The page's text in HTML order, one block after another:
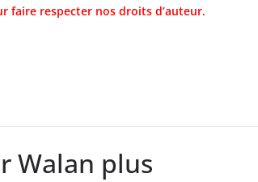
faire respecter nos droits d’auteur.
Walan plus